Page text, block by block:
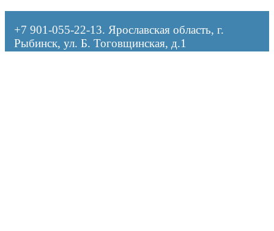
+7 901-055-22-13. Ярославская область, г.
Рыбинск, ул. Б. Тоговщинская, д.1
Оформляя заказ, я даю согласие на обработку персональных данных